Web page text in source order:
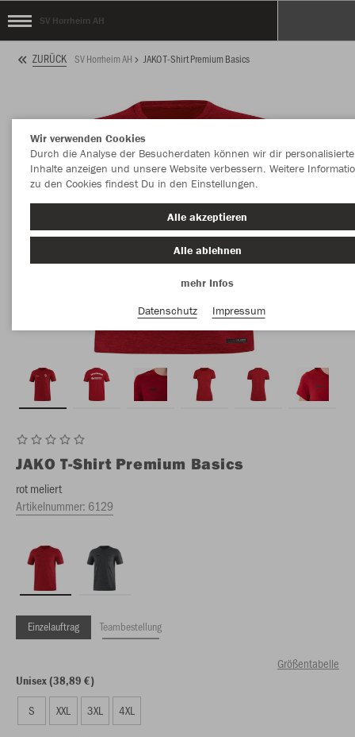
SV Horrheim AH
ZURÜCK SV Horrheim AH JAKO T-Shirt Premium Basics
JAKO T-Shirt Premium Basics
rot meliert
Artikelnummer: 6129
Einzelauftrag Teambestellung
Größentabelle
Unisex (38,89 €)
S XXL 3XL 4XL
Wir verwenden Cookies
Durch die Analyse der Besucherdaten können wir dir personalisierte
Inhalte anzeigen und unsere Website verbessern. Weitere
zu den Cookies findest Du in den Einstellungen.
Alle akzeptieren
Alle ablehnen
mehr Infos
Datenschutz
Impressum